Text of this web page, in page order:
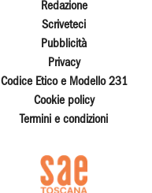
Redazione
Scriveteci
Pubblicità
Privacy
Codice Etico e Modello 231
Cookie policy
Termini e condizioni